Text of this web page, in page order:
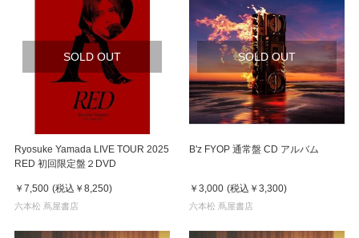
SOLD OUT
Ryosuke Yamada LIVE TOUR 2025
RED 初回限定盤２DVD
￥7,500 (税込 ￥8,250)
六本松 蔦屋書店
SOLD OUT
B'z FYOP 通常盤 CD アルバム
￥3,000 (税込 ￥3,300)
六本松 蔦屋書店